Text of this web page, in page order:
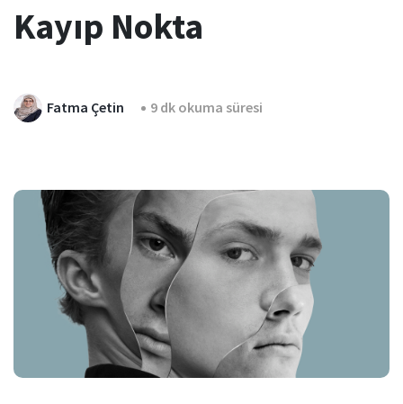
Kayıp Nokta
Fatma Çetin 9 dk okuma süresi